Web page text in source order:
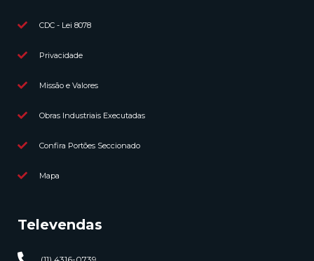
CDC - Lei 8078
Privacidade
Missão e Valores
Obras Industriais Executadas
Confira Portões Seccionado
Mapa
Televendas